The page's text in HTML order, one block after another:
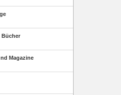
Bücher
Magazine